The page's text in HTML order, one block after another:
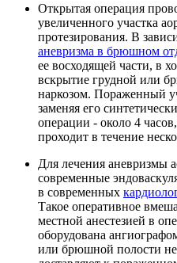
Открытая операция
увеличенного участка
протезирования. В
аневризма в брюшном
ее восходящей части, в
вскрытие грудной или
наркозом. Пораженный
заменяя его
операции - около 4
проходит в течение
Для лечения аневризмы
современные
в современных
Такое оперативное
местной анестезией в
оборудована
или брюшной полости не